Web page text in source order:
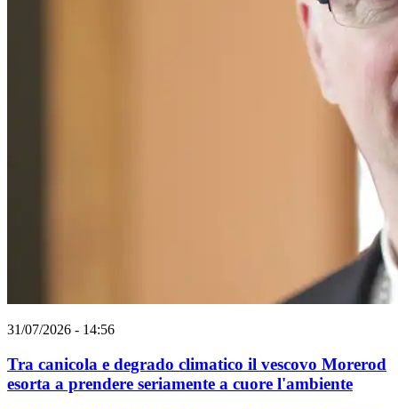
31/07/2026 - 14:56
Tra canicola e degrado climatico il vescovo Morerod
esorta a prendere seriamente a cuore l'ambiente